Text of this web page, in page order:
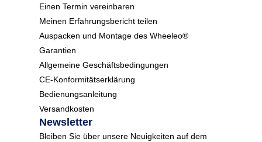
Einen Termin vereinbaren
Meinen Erfahrungsbericht teilen
Auspacken und Montage des Wheeleo®
Garantien
Allgemeine Geschäftsbedingungen
CE-Konformitätserklärung
Bedienungsanleitung
Versandkosten
Newsletter
Bleiben Sie über unsere Neuigkeiten auf dem